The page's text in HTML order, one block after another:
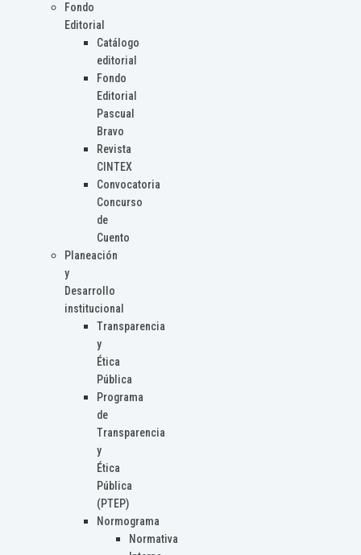
Fondo
Editorial
Catálogo
editorial
Fondo
Editorial
Pascual
Bravo
Revista
CINTEX
Convocatoria
Concurso
de
Cuento
Planeación
y
Desarrollo
institucional
Transparencia
y
Ética
Pública
Programa
de
Transparencia
y
Ética
Pública
(PTEP)
Normograma
Normativa